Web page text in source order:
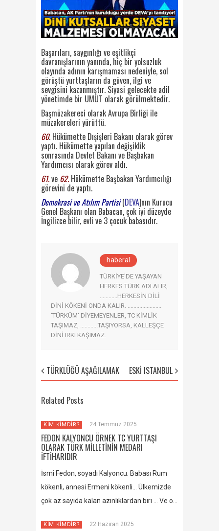
Başarıları, saygınlığı ve eşitlikçi
davranışlarının yanında, hiç bir yolsuzluk
olayında adının karışmaması nedeniyle, sol
görüştü yurttaşların da güven, ilgi ve
sevgisini kazanmıştır. Siyasi gelecekte adil
yönetimde bir UMUT olarak görülmektedir.
Başmüzakereci olarak Avrupa Birliği ile
müzakereleri yürüttü.
60. Hükümette Dışişleri Bakanı olarak görev
yaptı. Hükümette yapılan değişiklik
sonrasında Devlet Bakanı ve Başbakan
Yardımcısı olarak görev aldı.
61.ve 62. Hükümette Başbakan Yardımcılığı
görevini de yaptı.
Demokrasi ve Atılım Partisi(DEVA)nın Kurucu
Genel Başkanı olan Babacan, çok iyi düzeyde
İngilizce bilir, evli ve 3 çocuk babasıdır.
haberal
TÜRKİYE'DE YAŞAYAN
HERKES TÜRK ADI ALIR,
............HERKESİN DİLİ
DİNİ KÖKENİ ONDA KALIR. .......................
'TÜRKÜM' DİYEMEYENLER, TC KİMLİK
TAŞIMAZ, ............TAŞIYORSA, KALLEŞÇE
DİNİ IRKI KAŞIMAZ.
TÜRKLÜĞÜ AŞAĞILAMAK ESKİ ISTANBUL
Related Posts
KİM KİMDİR? 24 Temmuz 2025
FEDON KALYONCU ÖRNEK TC YURTTAŞI
OLARAK TÜRK MİLLETİNİN MEDARI
İFTİHARIDIR
İsmi Fedon, soyadı Kalyoncu. Babası Rum
kökenli, annesi Ermeni kökenli… Ülkemizde
çok az sayıda kalan azınlıklardan biri … Ve o…
KİM KİMDİR? 22 Haziran 2025